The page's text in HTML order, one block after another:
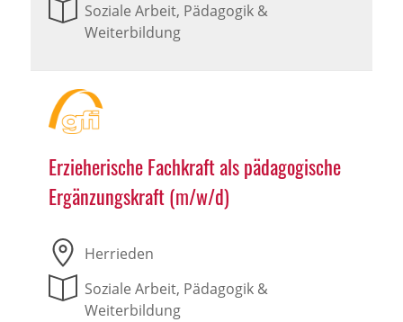
Soziale Arbeit, Pädagogik &
Weiterbildung
Erzieherische Fachkraft als pädagogische
Ergänzungskraft (m/w/d)
Herrieden
Soziale Arbeit, Pädagogik &
Weiterbildung